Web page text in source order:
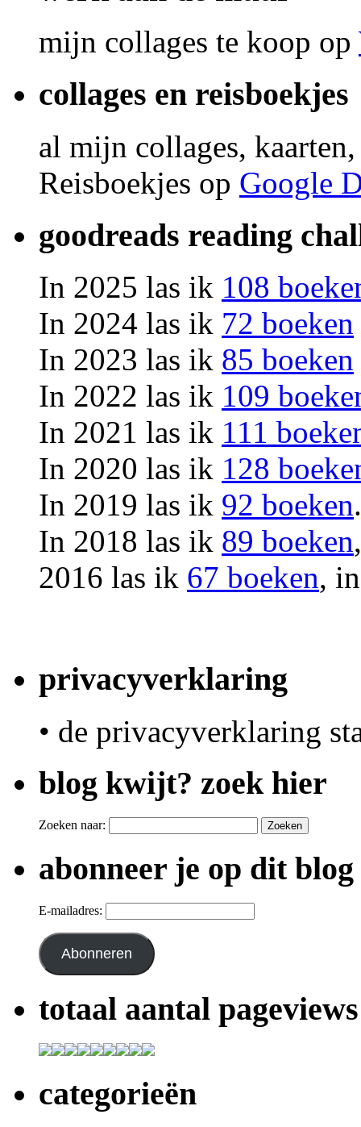
mijn collages te koop op
collages en reisboekjes
al mijn collages,
Reisboekjes op Google
goodreads reading
In 2025 las ik 108
In 2024 las ik 72 boeken
In 2023 las ik 85 boeken
In 2022 las ik 109
In 2021 las ik 111
In 2020 las ik 128
In 2019 las ik 92 boeken.
In 2018 las ik 89 boeken
2016 las ik 67 boeken,
privacyverklaring
• de privacyverklaring
blog kwijt? zoek hier
Zoeken naar:
abonneer je op dit
E-mailadres:
Abonneren
totaal aantal pageviews
categorieën